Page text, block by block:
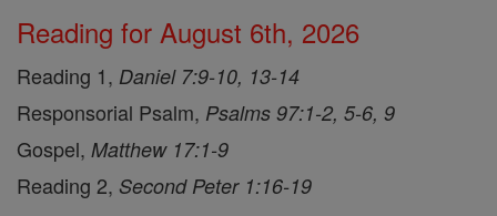
Reading for August 6th, 2026
Reading 1, Daniel 7:9-10, 13-14
Responsorial Psalm, Psalms 97:1-2, 5-6, 9
Gospel, Matthew 17:1-9
Reading 2, Second Peter 1:16-19